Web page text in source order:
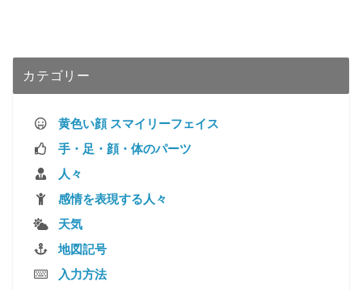
カテゴリー
黄色い顔 スマイリーフェイス
手・足・顔・体のパーツ
人々
感情を表現する人々
天気
地図記号
入力方法